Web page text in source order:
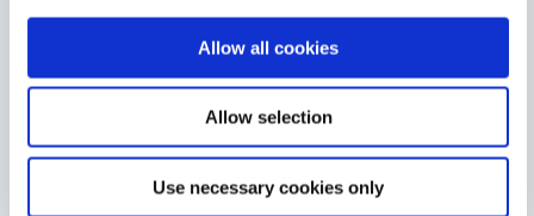
Allow all cookies
Allow selection
Use necessary cookies only
1172-M-UR
Adhésif pour dispositif médical permettant de collage
rapidement les COC, COP et une variété d'autres
plastiques médicaux courants. Fluorescent rouge vif
sous une lumière noire de faible intensité (365 nm).
Durcit avec une lumière LED ou UV.